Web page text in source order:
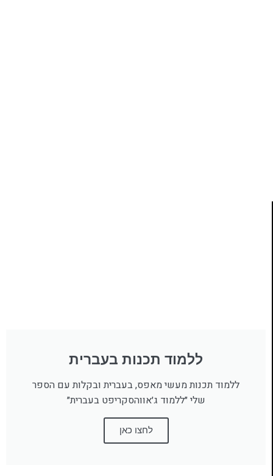
ללמוד תכנות בעברית
ללמוד תכנות מעשי מאפס, בעברית ובקלות עם הספר
שלי ״ללמוד ג׳אווהסקריפט בעברית״
לחצו כאן